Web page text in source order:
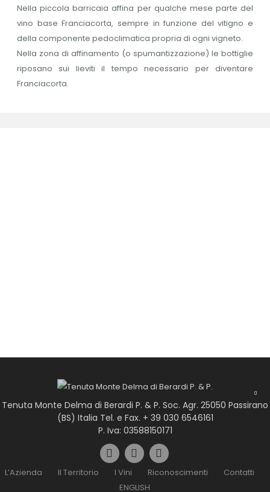
Nella piccola barricaia affina per qualche mese parte del
vino base Franciacorta, sempre in funzione del vitigno e
della componente pedoclimatica propria di ogni vigneto.
Nella zona di affinamento (o spumantizzazione) le bottiglie
riposano sui lieviti il tempo necessario per diventare
Franciacorta.
Tenuta Monte Delma di Berardi P. & P. Soc. Agr. 25050 Passirano
(BS) Italia Tel. e Fax. + 39 030 6546161
P. Iva: 03588150171
L’Azienda Il Territorio I Vini Riconoscimenti
Contatti
ENGLISH